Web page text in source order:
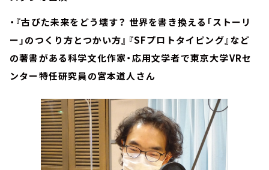
・『古びた未来をどう壊す？ 世界を書き換える「ストーリ
ー」のつくり方とつかい方』『SFプロトタイピング』など
の著書がある科学文化作家・応用文学者で東京大学VRセ
ンター特任研究員の宮本道人さん